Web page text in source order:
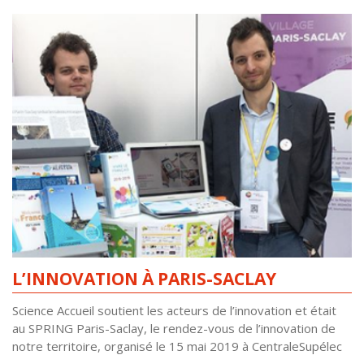
L’INNOVATION À PARIS-SACLAY
Science Accueil soutient les acteurs de l’innovation et était
au SPRING Paris-Saclay, le rendez-vous de l’innovation de
notre territoire, organisé le 15 mai 2019 à CentraleSupélec